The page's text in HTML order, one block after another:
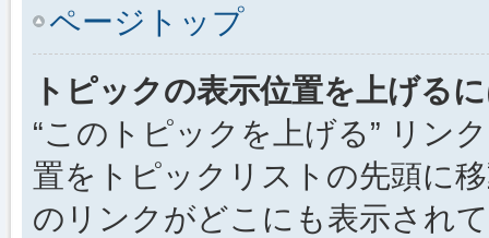
ページトップ
トピックの表示位置を上げる
“このトピックを上げる” リン
置をトピックリストの先頭に
のリンクがどこにも表示され